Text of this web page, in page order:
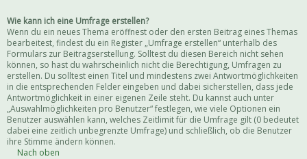
Wie kann ich eine Umfrage erstellen?
Wenn du ein neues Thema eröffnest oder den ersten Beitrag eines Themas
bearbeitest, findest du ein Register „Umfrage erstellen“ unterhalb des
Formulars zur Beitragserstellung. Solltest du diesen Bereich nicht sehen
können, so hast du wahrscheinlich nicht die Berechtigung, Umfragen zu
erstellen. Du solltest einen Titel und mindestens zwei Antwortmöglichkeiten
in die entsprechenden Felder eingeben und dabei sicherstellen, dass jede
Antwortmöglichkeit in einer eigenen Zeile steht. Du kannst auch unter
„Auswahlmöglichkeiten pro Benutzer“ festlegen, wie viele Optionen ein
Benutzer auswählen kann, welches Zeitlimit für die Umfrage gilt (0 bedeutet
dabei eine zeitlich unbegrenzte Umfrage) und schließlich, ob die Benutzer
ihre Stimme ändern können.
Nach oben